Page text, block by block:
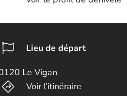
Lieu de départ
Le Vigan
Voir l’itinéraire